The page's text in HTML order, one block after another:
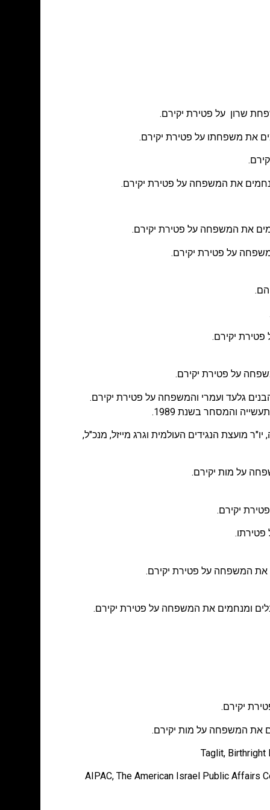
שרון על פטירת יקירם.
את משפחתו על פטירת יקירם.
את המשפחה על פטירת יקירם.
את המשפחה על פטירת יקירם.
על פטירת יקירם.
יקירם.
על פטירת יקירם.
גלעד ועמרי והמשפחה על פטירת יקירם.
והמסחר בשנת 1989.
מועצת הנגידים העולמית וגרג מייזל, מנכ"ל,
על מות יקירם.
יקירם.
את המשפחה על פטירת יקירם.
ומנחמים את המשפחה על פטירת יקירם.
יקירם.
את המשפחה על מות יקירם.
Taglit, Birthright
AIPAC, The American Israel Public Affairs